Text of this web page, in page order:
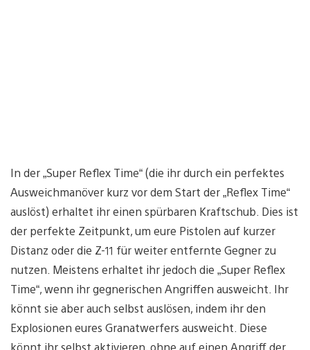
In der „Super Reflex Time“ (die ihr durch ein perfektes
Ausweichmanöver kurz vor dem Start der „Reflex Time“
auslöst) erhaltet ihr einen spürbaren Kraftschub. Dies ist
der perfekte Zeitpunkt, um eure Pistolen auf kurzer
Distanz oder die Z-11 für weiter entfernte Gegner zu
nutzen. Meistens erhaltet ihr jedoch die „Super Reflex
Time“, wenn ihr gegnerischen Angriffen ausweicht. Ihr
könnt sie aber auch selbst auslösen, indem ihr den
Explosionen eures Granatwerfers ausweicht. Diese
könnt ihr selbst aktivieren, ohne auf einen Angriff der